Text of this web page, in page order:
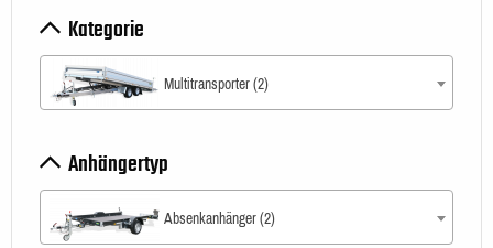
Kategorie
Multitransporter (2)
Anhängertyp
Absenkanhänger (2)